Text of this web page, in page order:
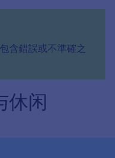
含錯誤或不準確之
休闲